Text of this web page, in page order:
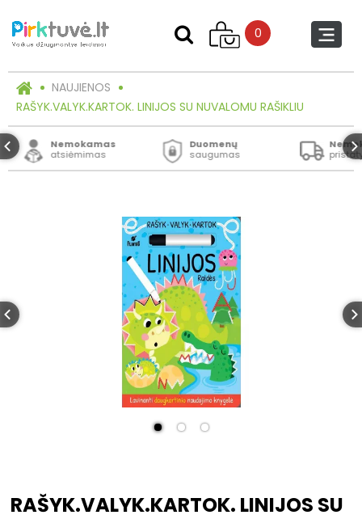
0
NAUJIENOS
RAŠYK.VALYK.KARTOK. LINIJOS SU NUVALOMU RAŠIKLIU
Nemokamas
atsiėmimas
Duomenų
saugumas
RAŠYK.VALYK.KARTOK. LINIJOS SU